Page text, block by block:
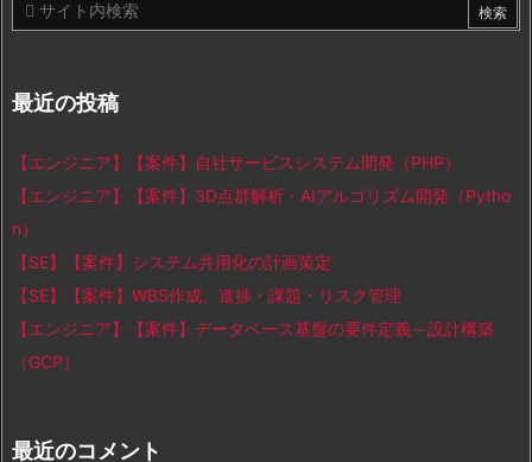
最近の投稿
【エンジニア】【案件】自社サービスシステム開発（PHP）
【エンジニア】【案件】3D点群解析・AIアルゴリズム開発（Pytho
n）
【SE】【案件】システム共用化の計画策定
【SE】【案件】WBS作成、進捗・課題・リスク管理
【エンジニア】【案件】データベース基盤の要件定義～設計構築
（GCP）
最近のコメント